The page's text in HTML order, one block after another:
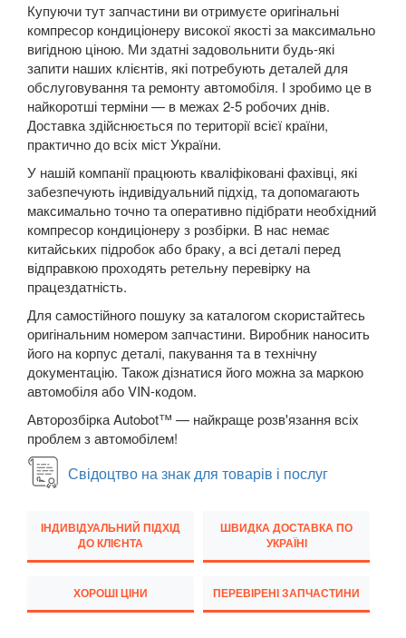
Купуючи тут запчастини ви отримуєте оригінальні
компресор кондиціонеру високої якості за максимально
вигідною ціною. Ми здатні задовольнити будь-які
запити наших клієнтів, які потребують деталей для
обслуговування та ремонту автомобіля. І зробимо це в
найкоротші терміни — в межах 2-5 робочих днів.
Доставка здійснюється по території всієї країни,
практично до всіх міст України.
У нашій компанії працюють кваліфіковані фахівці, які
забезпечують індивідуальний підхід, та допомагають
максимально точно та оперативно підібрати необхідний
компресор кондиціонеру з розбірки. В нас немає
китайських підробок або браку, а всі деталі перед
відправкою проходять ретельну перевірку на
працездатність.
Для самостійного пошуку за каталогом скористайтесь
оригінальним номером запчастини. Виробник наносить
його на корпус деталі, пакування та в технічну
документацію. Також дізнатися його можна за маркою
автомобіля або VIN-кодом.
Авторозбірка Autobot™ — найкраще розв'язання всіх
проблем з автомобілем!
Свідоцтво на знак для товарів і послуг
ІНДИВІДУАЛЬНИЙ ПІДХІД
ДО КЛІЄНТА
ШВИДКА ДОСТАВКА ПО
УКРАЇНІ
ХОРОШІ ЦІНИ ПЕРЕВІРЕНІ ЗАПЧАСТИНИ